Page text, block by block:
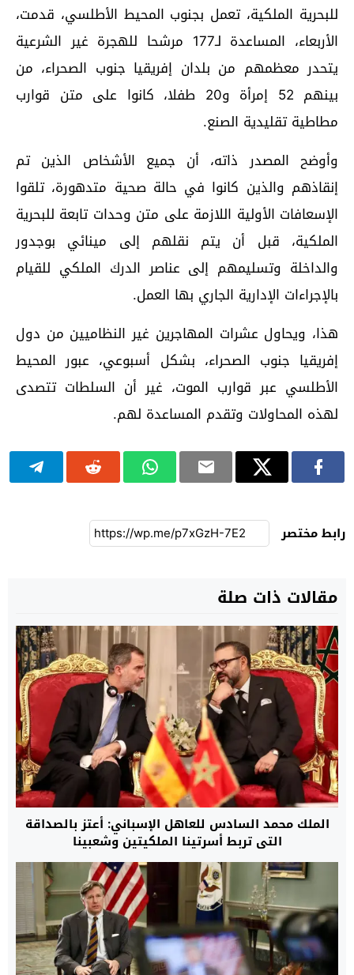
للبحرية الملكية، تعمل بجنوب المحيط الأطلسي، قدمت،
الأربعاء، المساعدة لـ177 مرشحا للهجرة غير الشرعية
يتحدر معظمهم من بلدان إفريقيا جنوب الصحراء، من
بينهم 52 إمرأة و20 طفلا، كانوا على متن قوارب
مطاطية تقليدية الصنع.
وأوضح المصدر ذاته، أن جميع الأشخاص الذين تم
إنقاذهم والذين كانوا في حالة صحية متدهورة، تلقوا
الإسعافات الأولية اللازمة على متن وحدات تابعة للبحرية
الملكية، قبل أن يتم نقلهم إلى مينائي بوجدور
والداخلة وتسليمهم إلى عناصر الدرك الملكي للقيام
بالإجراءات الإدارية الجاري بها العمل.
هذا، ويحاول عشرات المهاجرين غير النظاميين من دول
إفريقيا جنوب الصحراء، بشكل أسبوعي، عبور المحيط
الأطلسي عبر قوارب الموت، غير أن السلطات تتصدى
لهذه المحاولات وتقدم المساعدة لهم.
رابط مختصر
مقالات ذات صلة
الملك محمد السادس للعاهل الإسباني: أعتز بالصداقة
التي تربط أسرتينا الملكيتين وشعبينا